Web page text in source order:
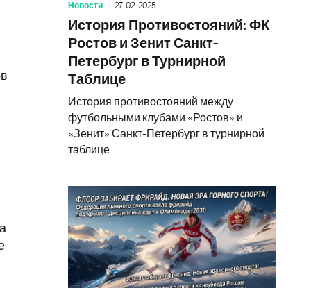
Новости 27-02-2025
История Противостояний: ФК
Ростов и Зенит Санкт-
Петербург в Турнирной
Таблице
История противостояний между
футбольными клубами «Ростов» и
«Зенит» Санкт-Петербург в турнирной
таблице